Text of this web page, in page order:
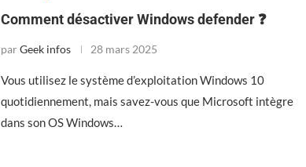
Comment désactiver Windows defender ❓
par Geek infos 28 mars 2025
Vous utilisez le système d’exploitation Windows 10
quotidiennement, mais savez-vous que Microsoft intègre
dans son OS Windows…